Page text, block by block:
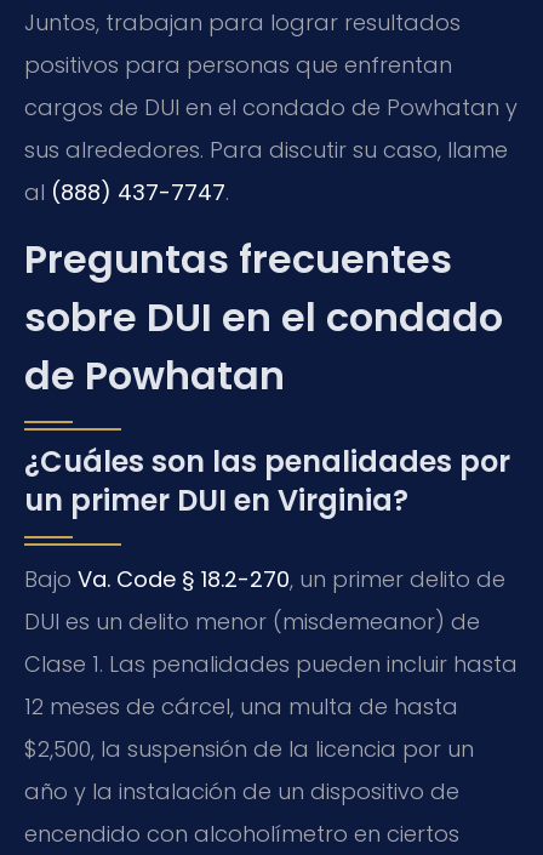
Juntos, trabajan para lograr resultados
positivos para personas que enfrentan
cargos de DUI en el condado de Powhatan y
sus alrededores. Para discutir su caso, llame
al (888) 437-7747.
Preguntas frecuentes
sobre DUI en el condado
de Powhatan
¿Cuáles son las penalidades por
un primer DUI en Virginia?
Bajo Va. Code § 18.2-270, un primer delito de
DUI es un delito menor (misdemeanor) de
Clase 1. Las penalidades pueden incluir hasta
12 meses de cárcel, una multa de hasta
$2,500, la suspensión de la licencia por un
año y la instalación de un dispositivo de
encendido con alcoholímetro en ciertos